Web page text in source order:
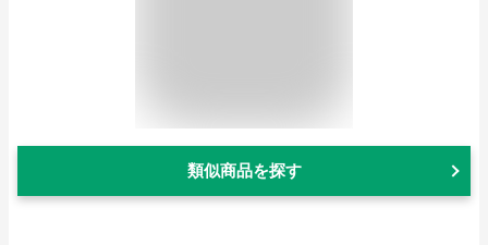
類似商品を探す